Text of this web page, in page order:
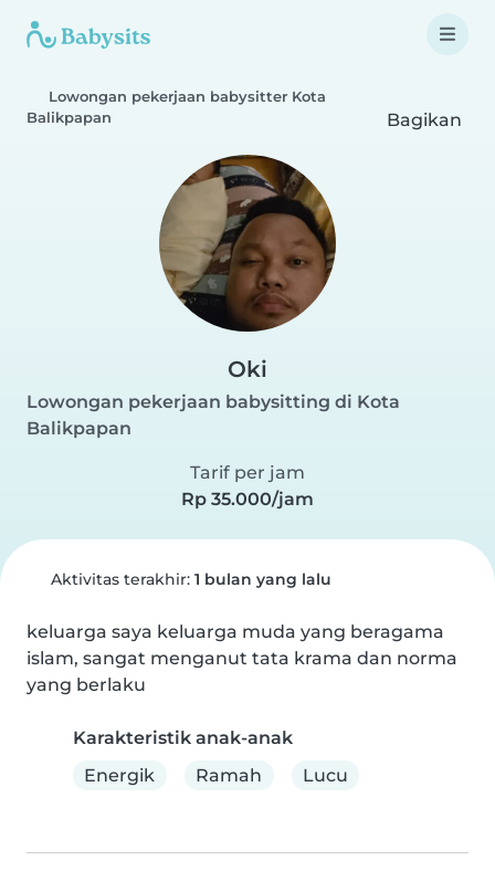
Lowongan pekerjaan babysitter Kota
Balikpapan
Bagikan
Oki
Lowongan pekerjaan babysitting di Kota
Balikpapan
Tarif per jam
Rp 35.000/jam
Aktivitas terakhir: 1 bulan yang lalu
keluarga saya keluarga muda yang beragama
islam, sangat menganut tata krama dan norma
yang berlaku
Karakteristik anak-anak
Energik
Ramah Lucu